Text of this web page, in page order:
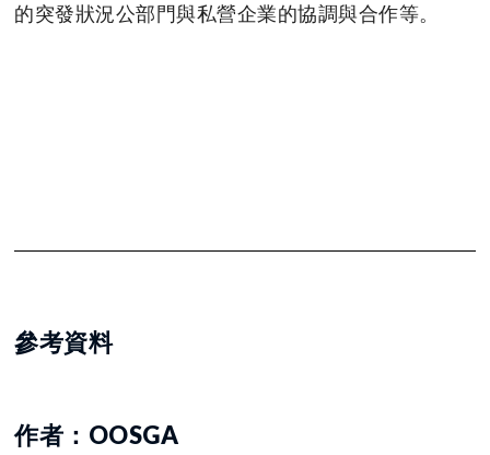
的突發狀況公部門與私營企業的協調與合作等。
參考資料
作者：OOSGA